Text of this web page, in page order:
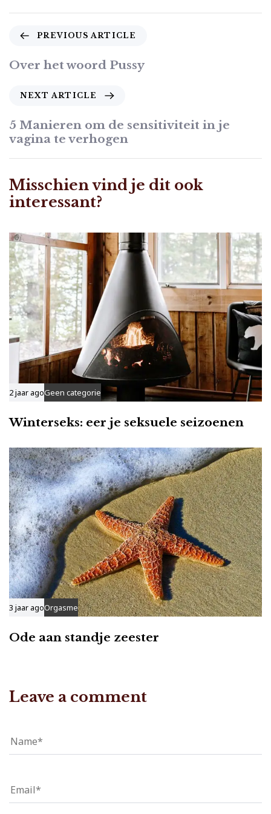
e
v
s
A
r
i
c
PREVIOUS ARTICLE
Over het woord Pussy
x
t
A
r
t
i
c
e
NEXT ARTICLE
5 Manieren om de sensitiviteit in je
vagina te verhogen
Misschien vind je dit ook
interessant?
2 jaar agoGeen categorie
Winterseks: eer je seksuele seizoenen
3 jaar agoOrgasme
Ode aan standje zeester
Leave a comment